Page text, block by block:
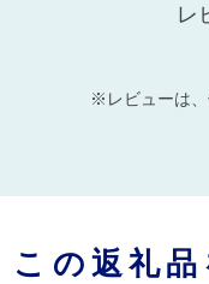
レ
※レビューは、
この返礼